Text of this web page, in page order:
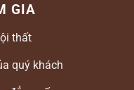
GIA
thất
quý khách